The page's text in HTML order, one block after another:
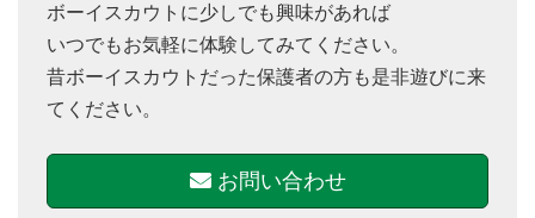
ボーイスカウトに少しでも興味があれば
いつでもお気軽に体験してみてください。
昔ボーイスカウトだった保護者の方も是非遊びに来
てください。
お問い合わせ